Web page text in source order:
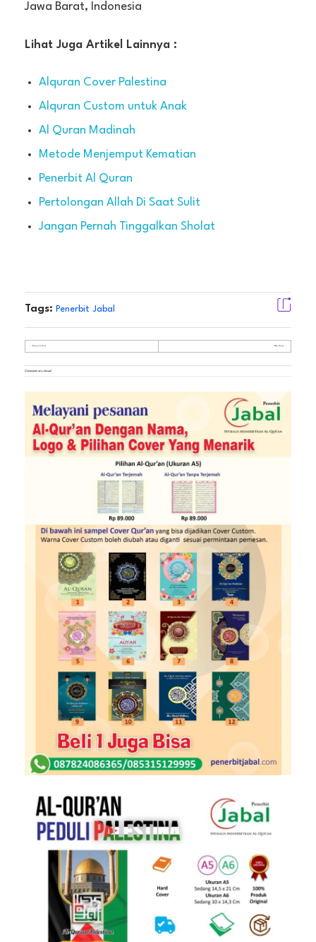
Jawa Barat, Indonesia
Lihat Juga Artikel Lainnya :
Alquran Cover Palestina
Alquran Custom untuk Anak
Al Quran Madinah
Metode Menjemput Kematian
Penerbit Al Quran
Pertolongan Allah Di Saat Sulit
Jangan Pernah Tinggalkan Sholat
Tags: Penerbit Jabal
Previous Post Next Post
Comments are closed.